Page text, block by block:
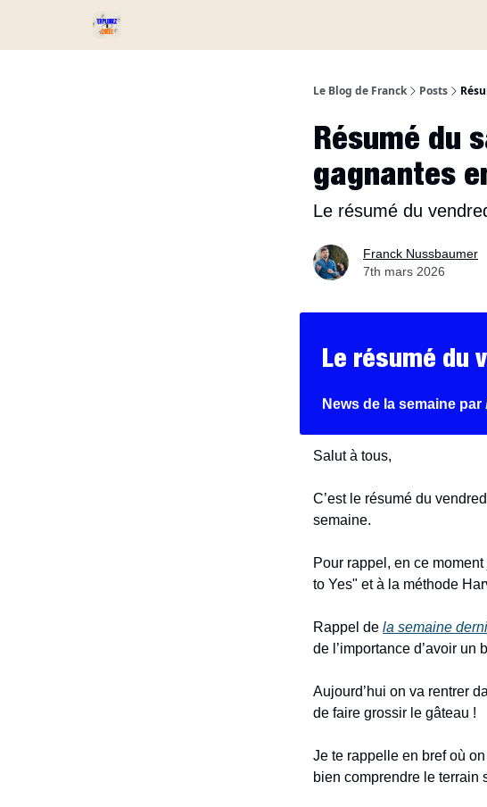
Le Blog de Franck Posts
Résumé du
gagnantes
Le résumé du
Franck Nussbaumer
7th mars 2026
Le résumé du
News de la semaine par
Salut à tous,
C’est le résumé du
semaine.
Pour rappel, en ce
to Yes" et à la méthode
Rappel de la semaine
de l’importance d’avoir un
Aujourd’hui on va rentrer
de faire grossir le gâteau !
Je te rappelle en bref où
bien comprendre le terrain